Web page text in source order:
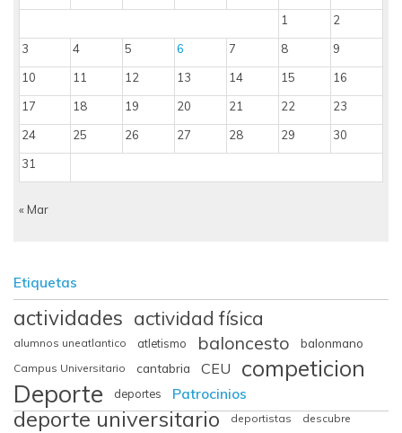
1
2
3
4 5 6 7 8
9
10
11 12 13 14 15
16
17
18 19 20 21 22
23
24
25 26 27 28 29
30
31
« Mar
Etiquetas
actividades actividad física
alumnos uneatlantico atletismo baloncesto balonmano
Campus Universitario cantabria CEU competicion
Deporte deportes
deporte universitario deportistas descubre
Patrocinios